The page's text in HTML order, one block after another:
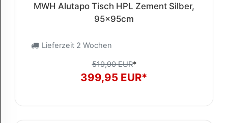
MWH Alutapo Tisch HPL Zement Silber,
95x95cm
Lieferzeit 2 Wochen
519,90 EUR*
399,95 EUR*